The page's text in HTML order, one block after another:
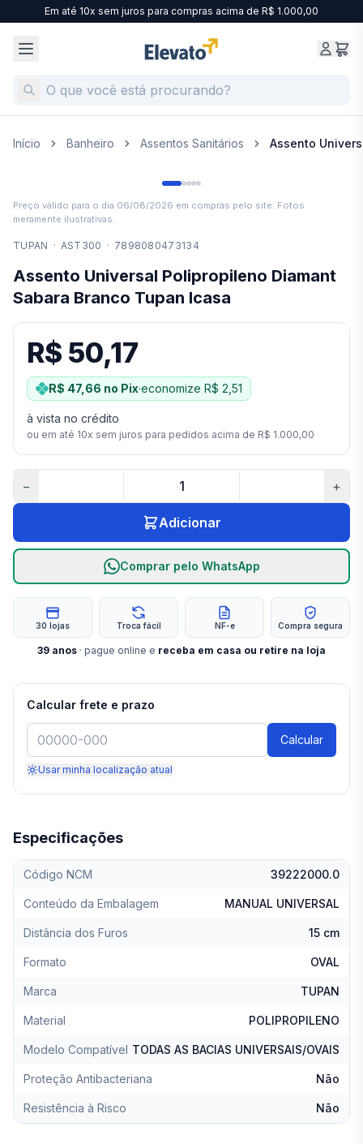
Em até 10x sem juros para compras acima de R$ 1.000,00
Início Banheiro Assentos Sanitários Assento
Preço válido para o dia 06/08/2026 em compras pelo site. Fotos
meramente ilustrativas.
Especificações
Código NCM 39222000.0
Conteúdo da Embalagem MANUAL UNIVERSAL
Distância dos Furos 15 cm
Formato OVAL
Marca TUPAN
Material POLIPROPILENO
Modelo Compatível TODAS AS BACIAS UNIVERSAIS/OVAIS
Proteção Antibacteriana Não
Resistência à Risco Não
TUPAN · AST300 · 7898080473134
Assento Universal Polipropileno Diamant
Sabara Branco Tupan Icasa
R$ 50,17
R$ 47,66 no Pix·economize R$ 2,51
à vista no crédito
ou em até 10x sem juros para pedidos acima de R$ 1.000,00
− +
Adicionar
Comprar pelo WhatsApp
30 lojas Troca fácil NF-e Compra segura
39 anos · pague online e receba em casa ou retire na loja
Calcular frete e prazo
Calcular
Usar minha localização atual